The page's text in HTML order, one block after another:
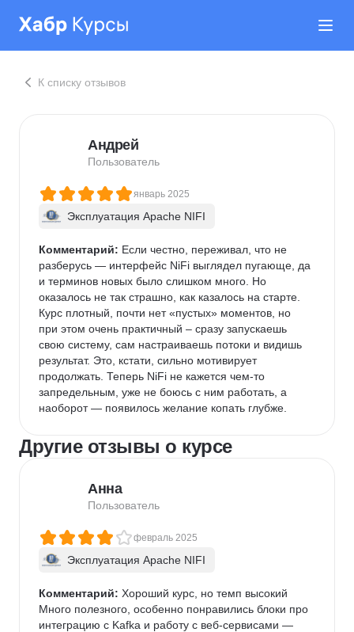
К списку отзывов
Андрей
Пользователь
январь 2025
Эксплуатация Apache NIFI
Комментарий: Если честно, переживал, что не
разберусь — интерфейс NiFi выглядел пугающе, да
и терминов новых было слишком много. Но
оказалось не так страшно, как казалось на старте.
Курс плотный, почти нет «пустых» моментов, но
при этом очень практичный – сразу запускаешь
свою систему, сам настраиваешь потоки и видишь
результат. Это, кстати, сильно мотивирует
продолжать. Теперь NiFi не кажется чем-то
запредельным, уже не боюсь с ним работать, а
наоборот — появилось желание копать глубже.
Другие отзывы о курсе
Анна
Пользователь
февраль 2025
Эксплуатация Apache NIFI
Комментарий: Хороший курс, но темп высокий
Много полезного, особенно понравились блоки про
интеграцию с Kafka и работу с веб-сервисами —